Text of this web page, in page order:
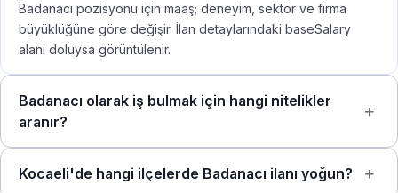
Badanacı pozisyonu için maaş; deneyim, sektör ve firma
büyüklüğüne göre değişir. İlan detaylarındaki baseSalary
alanı doluysa görüntülenir.
Badanacı olarak iş bulmak için hangi nitelikler
aranır?
Kocaeli'de hangi ilçelerde Badanacı ilanı yoğun?